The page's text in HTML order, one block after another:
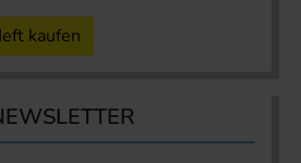
kaufen